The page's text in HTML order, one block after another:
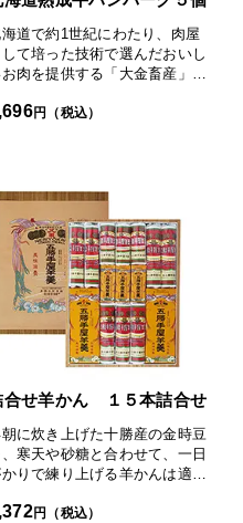
道で約1世紀にわたり、肉屋
して培った技術で選んだおいし
肉を提供する「大金畜産」。
発した熟成技術を用いて、選
円（税込）
合せ羊かん １５本詰合せ
に炊き上げた十勝産の金時豆
寒天や砂糖と合わせて、一日
りで練り上げる羊かんは適度
さが特徴です。
円（税込）